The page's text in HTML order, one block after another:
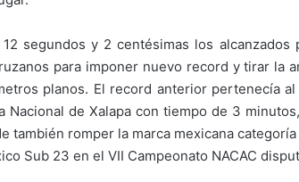
segundos y 2 centésimas los
para imponer nuevo record y tirar la
planos. El record anterior pertenecía
Nacional de Xalapa con tiempo de 3
también romper la marca mexicana
Sub 23 en el VII Campeonato NACAC